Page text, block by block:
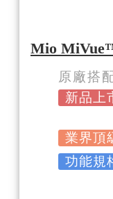
Mio
原廠搭
新品上
業界頂
功能規